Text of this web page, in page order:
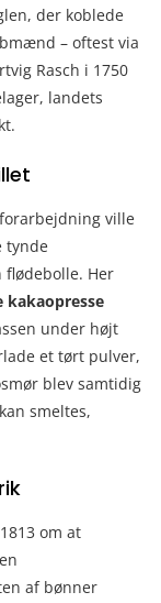
der koblede
– oftest via
Rasch i 1750
landets
ville
tynde
flødebolle. Her
kakaopresse
under højt
et tørt pulver,
blev samtidig
smeltes,
om at
af bønner